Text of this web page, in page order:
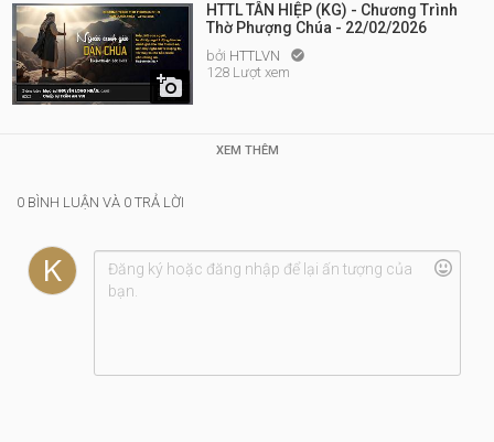

HTTL TÂN HIỆP (KG) - Chương Trình
Thờ Phượng Chúa - 22/02/2026
bởi HTTLVN 
128 Lượt xem
XEM THÊM
0 BÌNH LUẬN VÀ 0 TRẢ LỜI